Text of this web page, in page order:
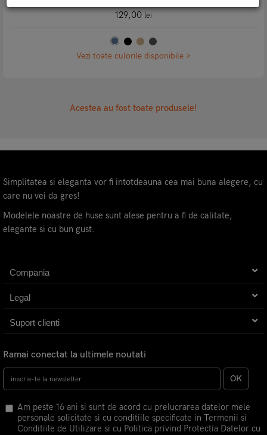
129,00 lei
Vezi toate culorile disponibile >
Acestea au fost toate produsele!
Simplitatea si eleganta vor fi intotdeauna cea mai buna alegere, cu
care nu vei da gres!
Modelele noastre de huse sunt alese pentru a fi de calitate,
elegante si cu bun gust.
Compania
Legal
Suport clienti
Ramai conectat la ultimele noutati
OK
Am peste 16 ani si sunt de acord cu prelucrarea datelor mele
personale solicitate si cu conditiile specificate in Termenii si
Conditiile de Utilizare si cu Politica privind Protectia Datelor cu